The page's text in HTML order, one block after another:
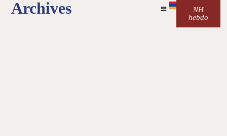
Archives
NH
hebdo